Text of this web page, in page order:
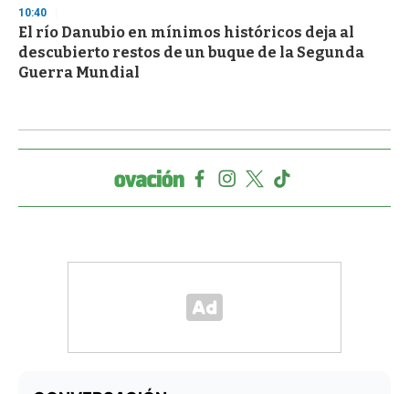
10:40
El río Danubio en mínimos históricos deja al
descubierto restos de un buque de la Segunda
Guerra Mundial